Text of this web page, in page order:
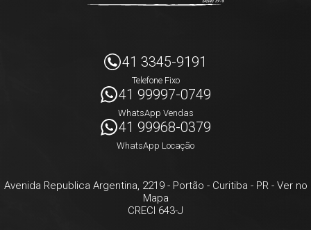
41 3345-9191
Telefone Fixo
41 99997-0749
WhatsApp Vendas
41 99968-0379
WhatsApp Locação
Avenida Republica Argentina, 2219- Portão - Curitiba - PR- Ver no
Mapa
CRECI 643-J